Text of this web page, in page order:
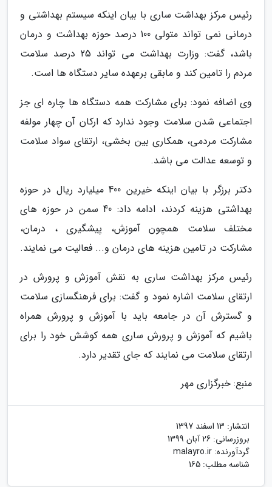
رئیس مرکز بهداشت ساری با بیان اینکه سیستم بهداشتی و
درمانی نمی تواند متولی 100 درصد حوزه بهداشت و درمان
باشد، گفت: وزارت بهداشت می تواند 25 درصد سلامت
مردم را تامین کند و مابقی برعهده سایر دستگاه ها است.
وی اضافه نمود: برای مشارکت همه دستگاه ها چاره ای جز
اجتماعی شدن سلامت وجود ندارد که ارکان آن چهار مولفه
مشارکت مردمی، همکاری بین بخشی، ارتقای سواد سلامت
و توسعه عدالت می باشد.
دکتر برزگر با بیان اینکه خیرین 400 میلیارد ریال در حوزه
بهداشتی هزینه کردند، ادامه داد: 40 سمن در حوزه های
مختلف سلامت همچون آموزش، پیشگیری ، درمان،
مشارکت در تامین هزینه های درمان و... فعالیت می نمایند.
رئیس مرکز بهداشت ساری به نقش آموزش و پرورش در
ارتقای سلامت اشاره نمود و گفت: برای فرهنگسازی سلامت
و گسترش آن در جامعه باید با آموزش و پرورش همراه
باشیم که آموزش و پرورش ساری همه کوشش خود را برای
ارتقای سلامت می نمایند که جای تقدیر دارد.
منبع: خبرگزاری مهر
انتشار: 13 اسفند 1397
بروزرسانی: 26 آبان 1399
گردآورنده: malayro.ir
شناسه مطلب: 165